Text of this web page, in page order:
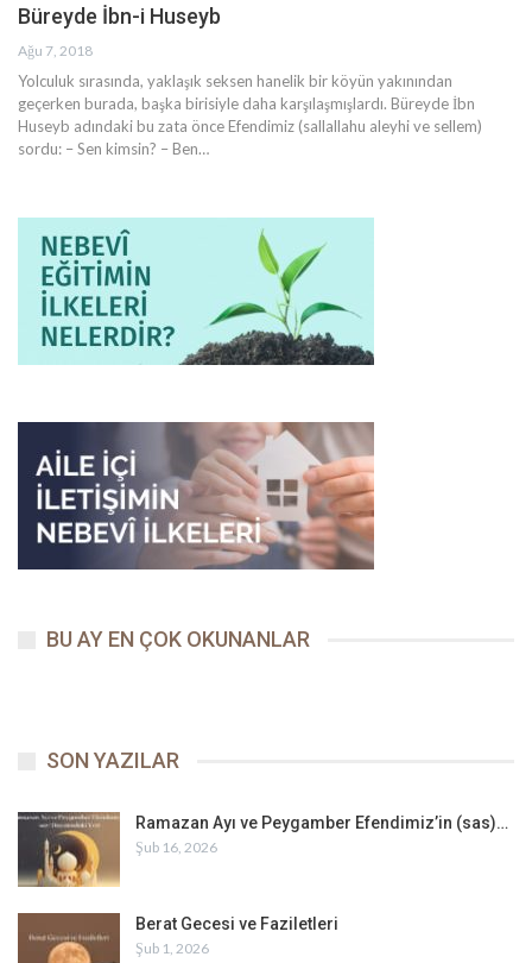
Büreyde İbn-i Huseyb
Ağu 7, 2018
Yolculuk sırasında, yaklaşık seksen hanelik bir köyün yakınından
geçerken burada, başka birisiyle daha karşılaşmışlardı. Büreyde İbn
Huseyb adındaki bu zata önce Efendimiz (sallallahu aleyhi ve sellem)
sordu: – Sen kimsin? – Ben…
BU AY EN ÇOK OKUNANLAR
SON YAZILAR
Ramazan Ayı ve Peygamber Efendimiz’in (sas)…
Şub 16, 2026
Berat Gecesi ve Faziletleri
Şub 1, 2026